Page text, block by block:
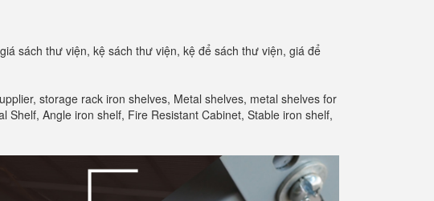
sách thư viện, kệ sách thư viện, kệ để sách thư viện, giá để
storage rack iron shelves, Metal shelves, metal shelves for
Angle iron shelf, Fire Resistant Cabinet, Stable iron shelf,